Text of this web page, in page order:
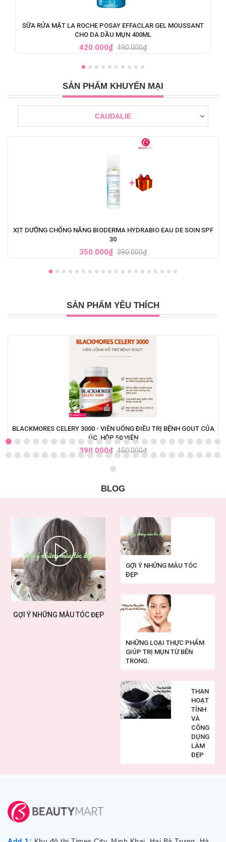
SỮA RỬA MẶT LA ROCHE POSAY EFFACLAR GEL MOUSSANT
CHO DA DẦU MỤN 400ML
420.000₫ 490.000₫
SẢN PHẨM KHUYẾN MẠI
CAUDALIE
XỊT DƯỠNG CHỐNG NẮNG BIODERMA HYDRABIO EAU DE SOIN SPF
30
350.000₫ 390.000₫
SẢN PHẨM YÊU THÍCH
BLACKMORES CELERY 3000 - VIÊN UỐNG ĐIỀU TRỊ BỆNH GOUT CỦA
ÚC, HỘP 50 VIÊN
390.000₫ 450.000₫
BLOG
GỢI Ý NHỮNG MÀU TÓC ĐẸP
GỢI Ý NHỮNG MÀU TÓC
ĐẸP
NHỮNG LOẠI THỰC PHẨM
GIÚP TRỊ MỤN TỪ BÊN
TRONG.
THAN
HOẠT
TÍNH
VÀ
CÔNG
DỤNG
LÀM
ĐẸP